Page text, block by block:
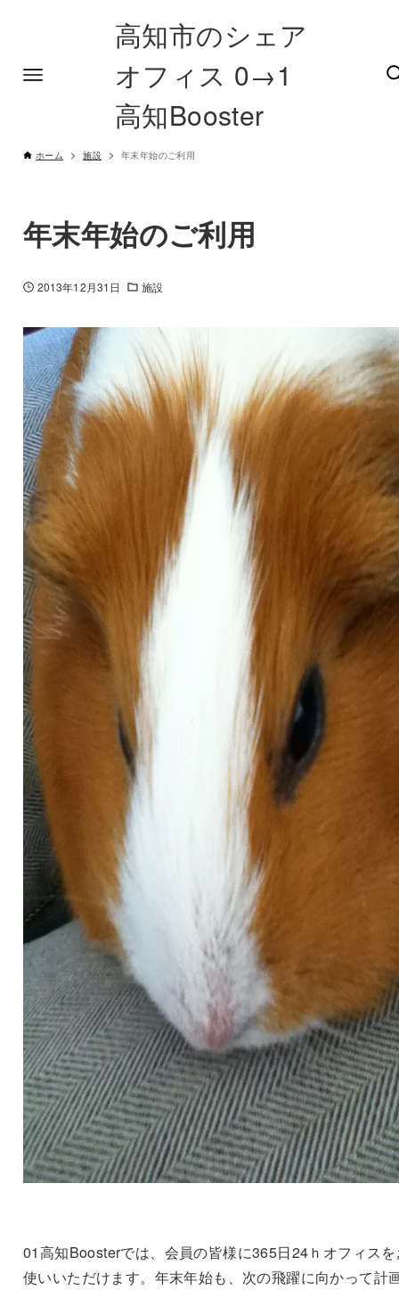
高知市のシェア
オフィス 0→1
高知Booster
ホーム 施設 年末年始のご利用
年末年始のご利用
2013年12月31日 施設
01高知Boosterでは、会員の皆様に365日24ｈオフィス
使いいただけます。年末年始も、次の飛躍に向かって計